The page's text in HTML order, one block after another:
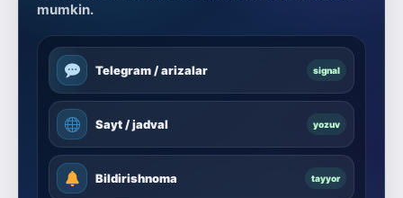
mumkin.
Telegram / arizalar signal
Sayt / jadval yozuv
Bildirishnoma tayyor